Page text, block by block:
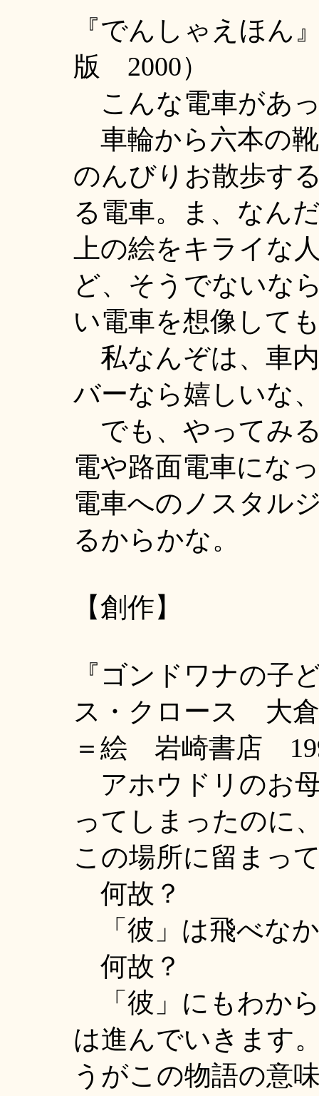
『でんしゃえほ
版 2000）
こんな電車があ
車輪から六本の
のんびりお散歩す
る電車。ま、なん
上の絵をキライな
ど、そうでないな
い電車を想像して
私なんぞは、車
バーなら嬉しいな
でも、やってみ
電や路面電車にな
電車へのノスタル
るからかな。
【創作】
『ゴンドワナの子
ス・クロース 大
＝絵 岩崎書店
アホウドリのお
ってしまったのに
この場所に留まっ
何故？
「彼」は飛べな
何故？
「彼」にもわか
は進んでいきます
うがこの物語の意